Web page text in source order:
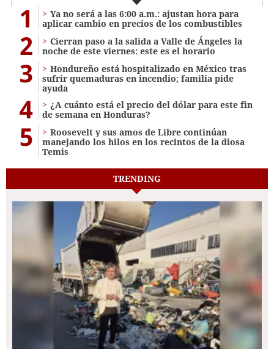
1
Ya no será a las 6:00 a.m.: ajustan hora para
aplicar cambio en precios de los combustibles
2
Cierran paso a la salida a Valle de Ángeles la
noche de este viernes: este es el horario
3
Hondureño está hospitalizado en México tras
sufrir quemaduras en incendio; familia pide
ayuda
4
¿A cuánto está el precio del dólar para este fin
de semana en Honduras?
5
Roosevelt y sus amos de Libre continúan
manejando los hilos en los recintos de la diosa
Temis
TRENDING